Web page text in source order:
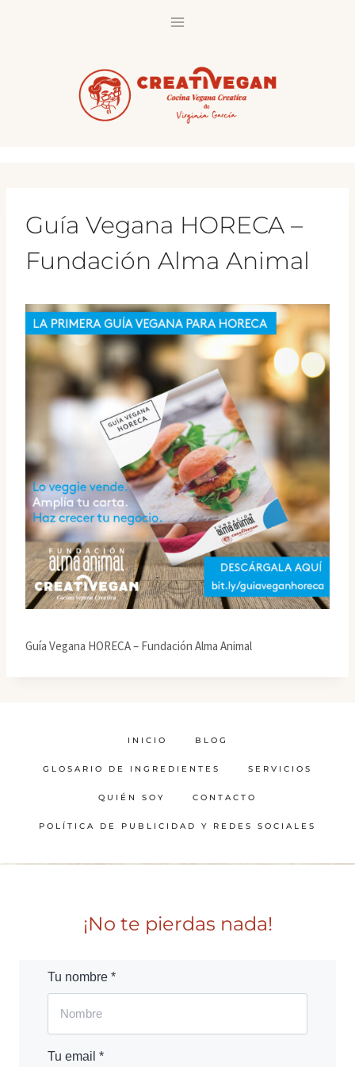
Guía Vegana HORECA –
Fundación Alma Animal
Guía Vegana HORECA – Fundación Alma Animal
INICIO BLOG
GLOSARIO DE INGREDIENTES SERVICIOS
QUIÉN SOY CONTACTO
POLÍTICA DE PUBLICIDAD Y REDES SOCIALES
¡No te pierdas nada!
Tu nombre *
Tu email *